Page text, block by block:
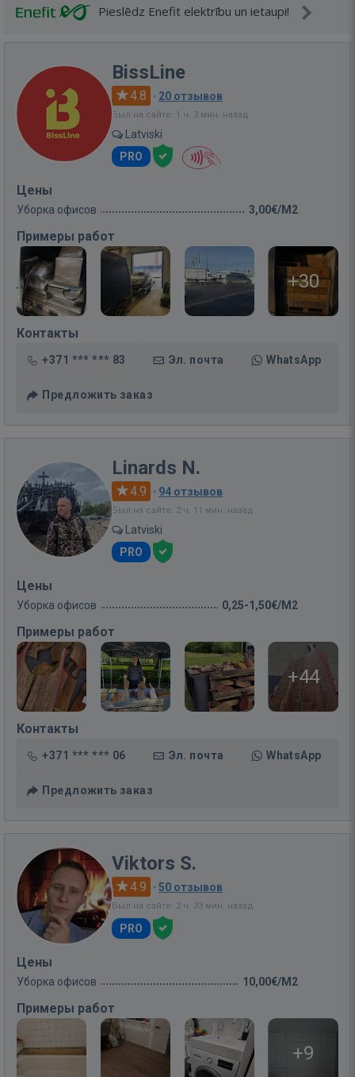
Pieslēdz Enefit elektrību un ietaupi!
BissLine
4.8 · 20 отзывов
Был на сайте: 1 ч. 3 мин. назад
Latviski
PRO
Цены
Уборка офисов 3,00€/M2
Примеры работ
+30
Контакты
+371 *** *** 83 Эл. почта WhatsApp
Предложить заказ
Linards N.
4.9 · 94 отзывов
Был на сайте: 2 ч. 11 мин. назад
Latviski
PRO
Цены
Уборка офисов 0,25-1,50€/M2
Примеры работ
+44
Контакты
+371 *** *** 06 Эл. почта WhatsApp
Предложить заказ
Viktors S.
4.9 · 50 отзывов
Был на сайте: 2 ч. 33 мин. назад
PRO
Цены
Уборка офисов 10,00€/M2
Примеры работ
+9